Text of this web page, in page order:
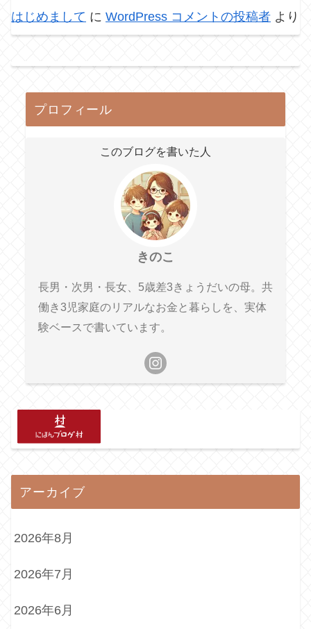
はじめまして に WordPress コメントの投稿者 より
プロフィール
このブログを書いた人
きのこ
長男・次男・長女、5歳差3きょうだいの母。共
働き3児家庭のリアルなお金と暮らしを、実体
験ベースで書いています。
アーカイブ
2026年8月
2026年7月
2026年6月